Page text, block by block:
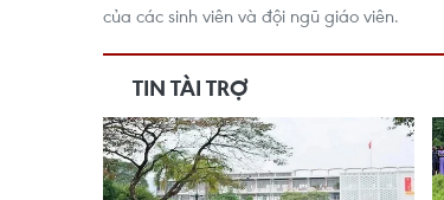
của các sinh viên và đội ngũ giáo viên.